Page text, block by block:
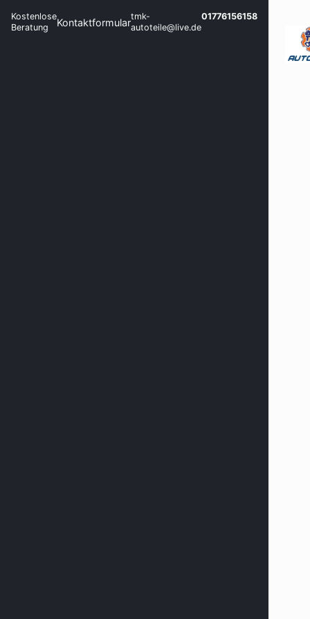
Kostenlose
Beratung
Kontaktformulartmk-
autoteile@live.de
01776156158